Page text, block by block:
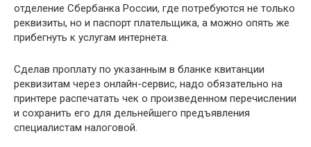
отделение Сбербанка России, где потребуются не только
реквизиты, но и паспорт плательщика, а можно опять же
прибегнуть к услугам интернета.
Сделав проплату по указанным в бланке квитанции
реквизитам через онлайн-сервис, надо обязательно на
принтере распечатать чек о произведенном перечислении
и сохранить его для дельнейшего предъявления
специалистам налоговой.